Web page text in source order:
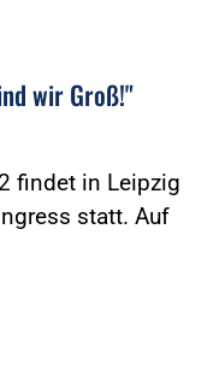
wir Groß!"
findet in Leipzig
statt. Auf